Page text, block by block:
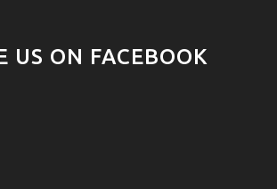
US ON FACEBOOK